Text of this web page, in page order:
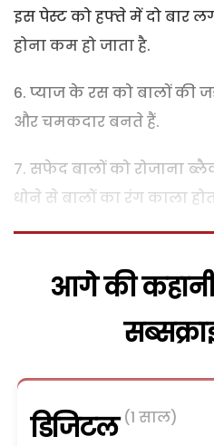
इस पेस्ट को हफ्ते में दो बार
होना कम हो जाता है.
6. प्याज के रस को बालों की
और चमकदार बनते हैं.
7. सफेद बालों को रोजाना
धोने से बालों का रंग काला
आगे की
डिजिटल (1 साल)